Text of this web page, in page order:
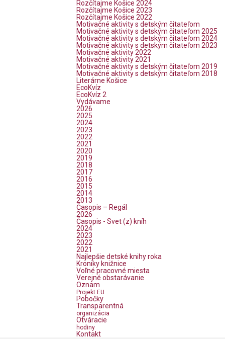
Rozčítajme Košice 2024
Rozčítajme Košice 2023
Rozčítajme Košice 2022
Motivačné aktivity s detským čitateľom
Motivačné aktivity s detským čitateľom 2025
Motivačné aktivity s detským čitateľom 2024
Motivačné aktivity s detským čitateľom 2023
Motivačné aktivity 2022
Motivačné aktivity 2021
Motivačné aktivity s detským čitateľom 2019
Motivačné aktivity s detským čitateľom 2018
Literárne Košice
EcoKvíz
EcoKvíz 2
Vydávame
2026
2025
2024
2023
2022
2021
2020
2019
2018
2017
2016
2015
2014
2013
Časopis – Regál
2026
Časopis - Svet (z) kníh
2024
2023
2022
2021
Najlepšie detské knihy roka
Kroniky knižnice
Voľné pracovné miesta
Verejné obstarávanie
Oznam
Projekt EU
Pobočky
Transparentná
organizácia
Otváracie
hodiny
Kontakt